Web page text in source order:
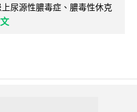
尿源性膿毒症、膿毒性休克